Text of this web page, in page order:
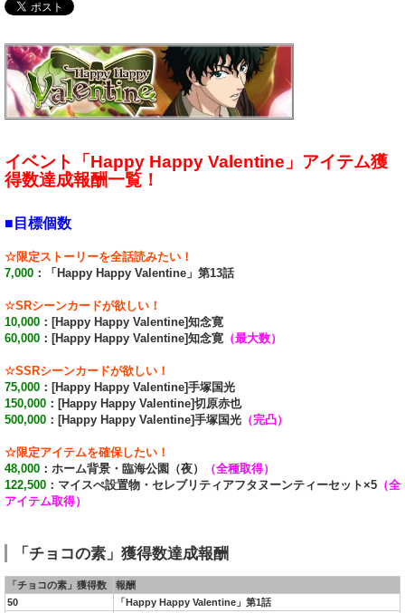
イベント「Happy Happy Valentine」アイテム獲
得数達成報酬一覧！
■目標個数
☆限定ストーリーを全話読みたい！
7,000 ：「Happy Happy Valentine」第13話
☆SRシーンカードが欲しい！
10,000 ：[Happy Happy Valentine]知念寛
60,000 ：[Happy Happy Valentine]知念寛 （最大数）
☆SSRシーンカードが欲しい！
75,000 ：[Happy Happy Valentine]手塚国光
150,000 ：[Happy Happy Valentine]切原赤也
500,000 ：[Happy Happy Valentine]手塚国光 （完凸）
☆限定アイテムを確保したい！
48,000 ：ホーム背景・臨海公園（夜）
（全種取得）
122,500 ：マイスぺ設置物・セレブリティアフタヌーンティーセット×5 （全
アイテム取得）
「チョコの素」獲得数達成報酬
「チョコの素」獲得数
報酬
50
「Happy Happy Valentine」第1話